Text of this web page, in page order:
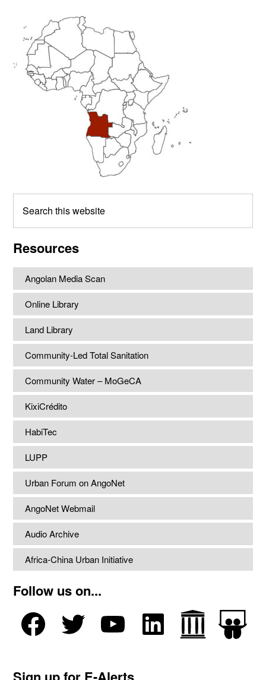
Primary
Sidebar
this
Resources
Angolan Media Scan
Online Library
Land Library
Community-Led Total Sanitation
Community Water – MoGeCA
KixiCrédito
HabiTec
LUPP
Urban Forum on AngoNet
AngoNet Webmail
Audio Archive
Africa-China Urban Initiative
Follow us on...